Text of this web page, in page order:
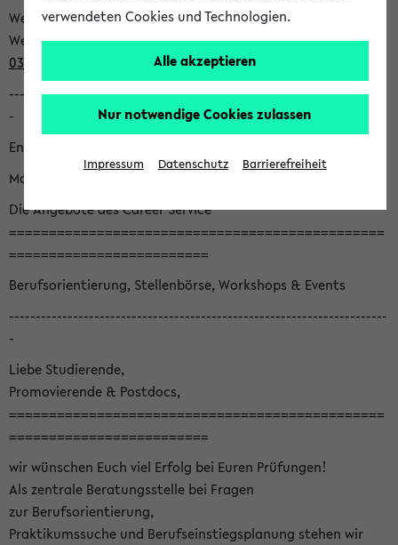
Webansicht /
Webview <https://t9be21bfb.emailsys1a.net/mailing/203/932
0396/1007481/2/5c029be88e/index.html>
-----------------------------------------------------------------------
-
English version below
Monatsnewsletter August '26
Die Angebote des Career Service
===============================================
=========================
Berufsorientierung, Stellenbörse, Workshops & Events
-----------------------------------------------------------------------
-
Liebe Studierende,
Promovierende & Postdocs,
===============================================
=========================
wir wünschen Euch viel Erfolg bei Euren Prüfungen!
Als zentrale Beratungsstelle bei Fragen
zur Berufsorientierung,
Praktikumssuche und Berufseinstiegsplanung stehen wir
verwendeten Cookies und Technologien.
Alle akzeptieren
Nur notwendige Cookies zulassen
Impressum Datenschutz Barrierefreiheit